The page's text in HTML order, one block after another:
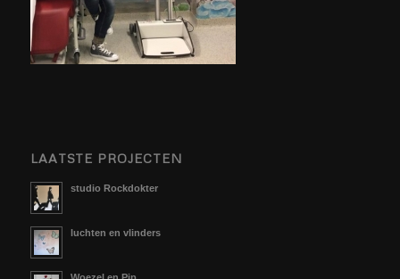
LAATSTE PROJECTEN
studio Rockdokter
luchten en vlinders